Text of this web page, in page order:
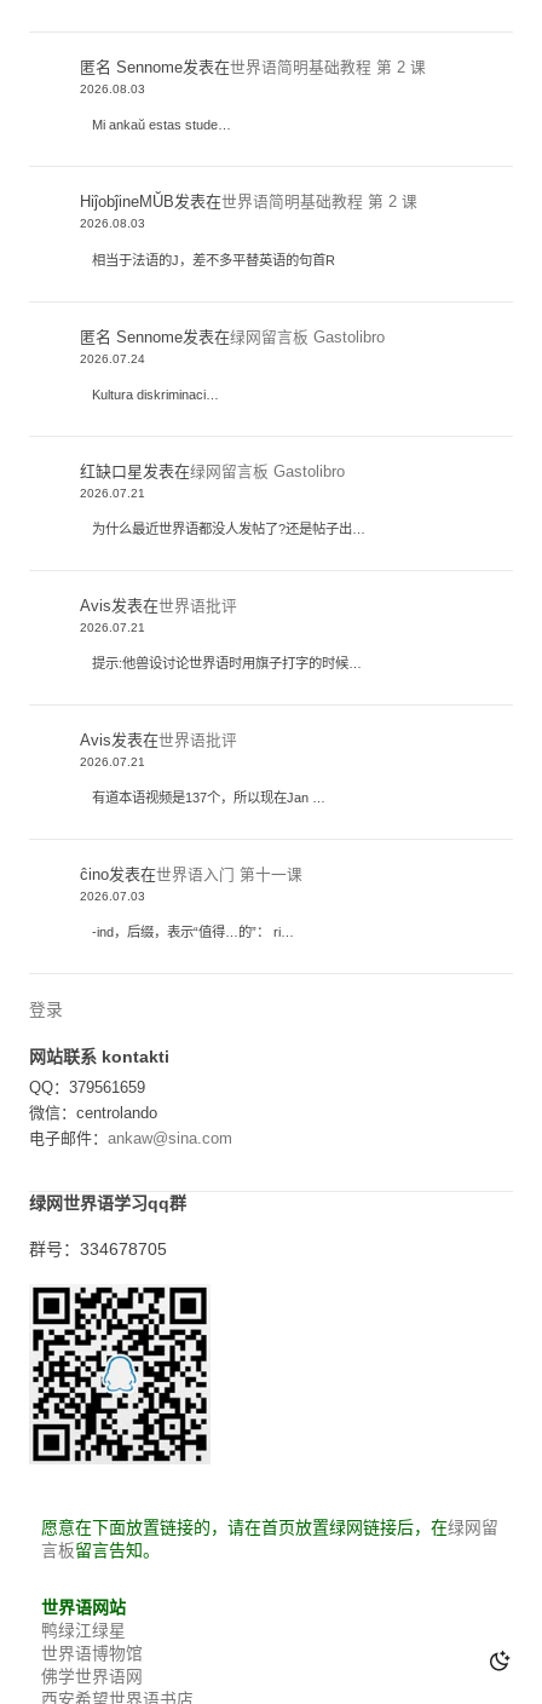
匿名 Sennome发表在世界语简明基础教程 第 2 课
2026.08.03
Mi ankaŭ estas stude…
HiĵobĵineMŬB发表在世界语简明基础教程 第 2 课
2026.08.03
相当于法语的J，差不多平替英语的句首R
匿名 Sennome发表在绿网留言板 Gastolibro
2026.07.24
Kultura diskriminaci…
红缺口星发表在绿网留言板 Gastolibro
2026.07.21
为什么最近世界语都没人发帖了?还是帖子出…
Avis发表在世界语批评
2026.07.21
提示:他兽设讨论世界语时用旗子打字的时候…
Avis发表在世界语批评
2026.07.21
有道本语视频是137个，所以现在Jan …
ĉino发表在世界语入门 第十一课
2026.07.03
-ind，后缀，表示“值得…的”： ri…
登录
网站联系 kontakti
QQ：379561659
微信：centrolando
电子邮件： ankaw@sina.com
绿网世界语学习qq群
群号：334678705
愿意在下面放置链接的，请在首页放置绿网链接后，在绿网留
言板留言告知。
世界语网站
鸭绿江绿星
世界语博物馆
佛学世界语网
西安希望世界语书店